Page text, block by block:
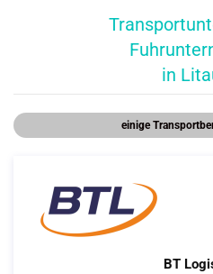
in
einige
BT